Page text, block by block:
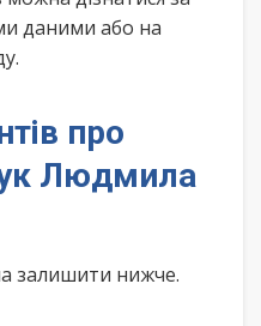
даними або на
про
Людмила
залишити нижче.